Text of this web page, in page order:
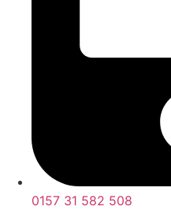
0157 31 582 508